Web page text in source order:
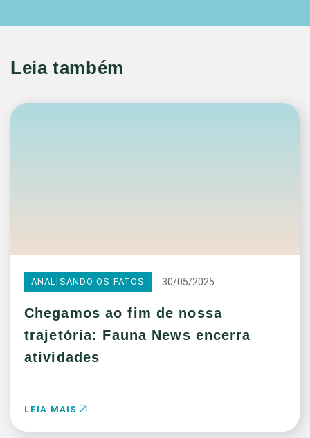
Leia também
ANALISANDO OS FATOS 30/05/2025
Chegamos ao fim de nossa
trajetória: Fauna News encerra
atividades
LEIA MAIS